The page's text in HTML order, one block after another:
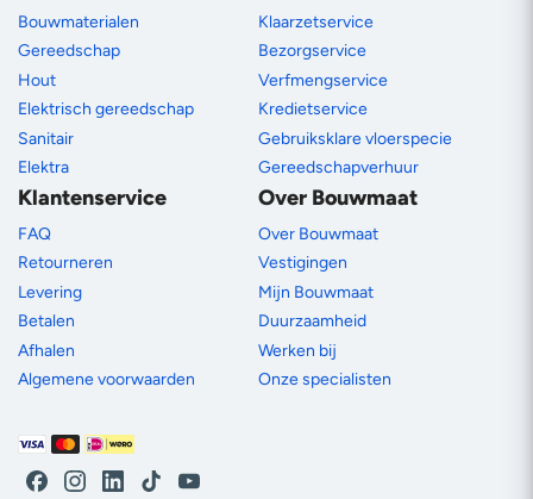
Bouwmaterialen
Gereedschap
Hout
Elektrisch gereedschap
Sanitair
Elektra
Klaarzetservice
Bezorgservice
Verfmengservice
Kredietservice
Gebruiksklare vloerspecie
Gereedschapverhuur
Klantenservice
FAQ
Retourneren
Levering
Betalen
Afhalen
Algemene voorwaarden
Over Bouwmaat
Over Bouwmaat
Vestigingen
Mijn Bouwmaat
Duurzaamheid
Werken bij
Onze specialisten
Betaalmethoden
FacebookInstagram
LinkedInTikTokYouTube